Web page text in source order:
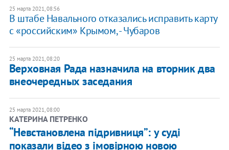
25 марта 2021, 08:56
В штабе Навального отказались исправить карту
с «российским» Крымом, - Чубаров
25 марта 2021, 08:20
Верховная Рада назначила на вторник два
внеочередных заседания
25 марта 2021, 08:00
КАТЕРИНА ПЕТРЕНКО
“Невстановлена підривниця”: у суді
показали відео з імовірною новою